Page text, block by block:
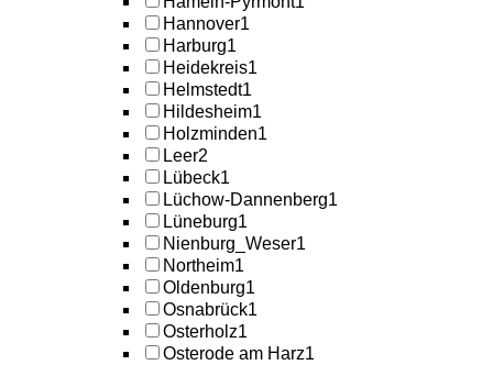
Hannover1
Harburg1
Heidekreis1
Helmstedt1
Hildesheim1
Holzminden1
Leer2
Lübeck1
Lüchow-Dannenberg1
Lüneburg1
Nienburg_Weser1
Northeim1
Oldenburg1
Osnabrück1
Osterholz1
Osterode am Harz1